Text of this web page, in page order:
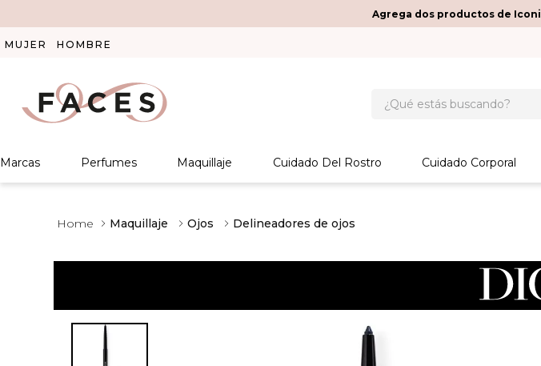
Agrega dos productos de
MUJER HOMBRE
Marcas Perfumes Maquillaje Cuidado Del Rostro Cuidado Corporal
Maquillaje Ojos Delineadores de ojos